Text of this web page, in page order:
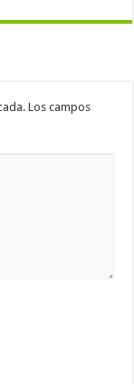
Los campos